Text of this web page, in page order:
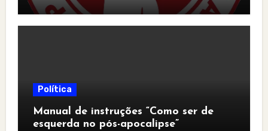
Política
Manual de instruções “Como ser de
esquerda no pós-apocalipse”